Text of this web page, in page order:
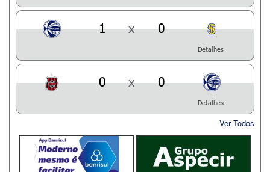
1 x 0
Detalhes
0 x 0
Detalhes
Ver Todos